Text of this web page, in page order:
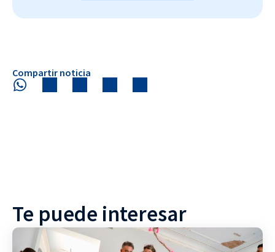
Compartir noticia
Te puede interesar